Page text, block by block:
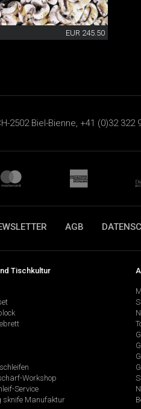
EUR 245.50
2502 Biel-Bienne, +41 (0)32 322
AGB
Tischkultur
Workshop
Service
sknife Manufaktur